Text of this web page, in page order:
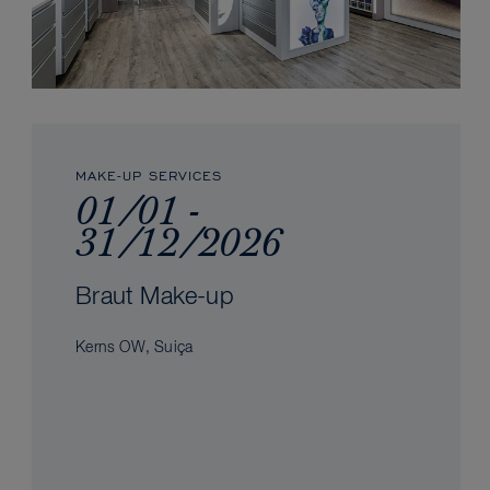
MAKE-UP SERVICES
01/01 -
31/12/2026
Braut Make-up
Kerns OW, Suiça